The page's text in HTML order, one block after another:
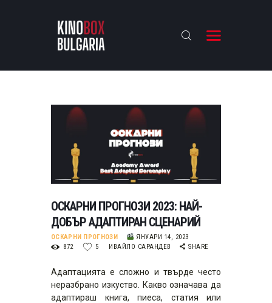
KINOBOX BULGARIA
БАХТИ НАГРАДИТЕ
ИНТЕРВЮТА
ОСКАРНИ ПРОГНОЗИ 2023: НАЙ-
ДОБЪР АДАПТИРАН СЦЕНАРИЙ
ОСКАРНИ ПРОГНОЗИ
ЯНУАРИ 14, 2023
872
5 ИВАЙЛО САРАНДЕВ SHARE
Адаптацията е сложно и твърде често
неразбрано изкуство. Какво означава да
адаптираш книга, пиеса, статия или